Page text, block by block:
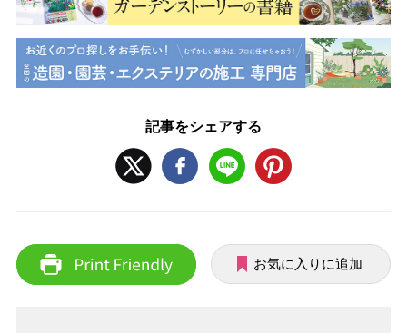
記事をシェアする
お気に入りに追加